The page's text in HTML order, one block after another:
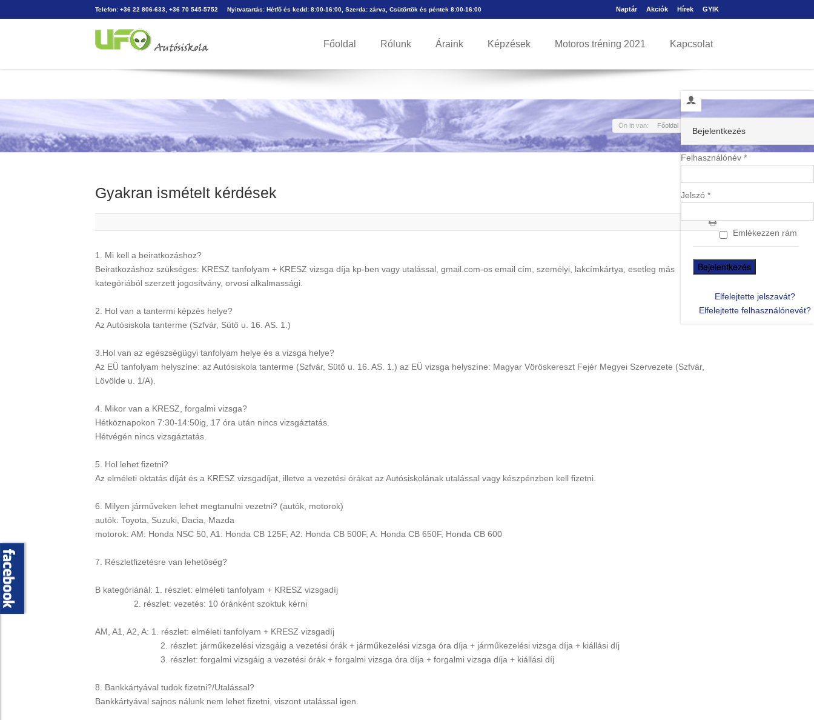
Telefon: +36 22 806-633, +36 70 545-5752 Nyitvatartás: Hétfő és kedd: 8:00-16:00, Szerda: zárva, Csütörtök és péntek 8:00-16:00 Naptár Akciók Hírek GYIK
Főoldal Rólunk Áraink Képzések Motoros tréning 2021 Kapcsolat
Bejelentkezés
Felhasználónév *
Jelszó *
Emlékezzen rám
Elfelejtette jelszavát?
Elfelejtette felhasználónevét?
Ön itt van: Főoldal
Gyakran ismételt kérdések
1. Mi kell a beiratkozáshoz?
Beiratkozáshoz szükséges: KRESZ tanfolyam + KRESZ vizsga díja kp-ben vagy utalással, gmail.com-os email cím, személyi, lakcímkártya, esetleg más
kategóriából szerzett jogosítvány, orvosi alkalmassági.
2. Hol van a tantermi képzés helye?
Az Autósiskola tanterme (Szfvár, Sütő u. 16. AS. 1.)
3.Hol van az egészségügyi tanfolyam helye és a vizsga helye?
Az EÜ tanfolyam helyszíne: az Autósiskola tanterme (Szfvár, Sütő u. 16. AS. 1.) az EÜ vizsga helyszíne: Magyar Vöröskereszt Fejér Megyei Szervezete (Szfvár,
Lövölde u. 1/A).
4. Mikor van a KRESZ, forgalmi vizsga?
Hétköznapokon 7:30-14:50ig, 17 óra után nincs vizsgáztatás.
Hétvégén nincs vizsgáztatás.
5. Hol lehet fizetni?
Az elméleti oktatás díját és a KRESZ vizsgadíjat, illetve a vezetési órákat az Autósiskolának utalással vagy készpénzben kell fizetni.
6. Milyen járműveken lehet megtanulni vezetni? (autók, motorok)
autók: Toyota, Suzuki, Dacia, Mazda
motorok: AM: Honda NSC 50, A1: Honda CB 125F, A2: Honda CB 500F, A: Honda CB 650F, Honda CB 600
7. Részletfizetésre van lehetőség?
B kategóriánál: 1. részlet: elméleti tanfolyam + KRESZ vizsgadíj
2. részlet: vezetés: 10 óránként szoktuk kérni
AM, A1, A2, A: 1. részlet: elméleti tanfolyam + KRESZ vizsgadíj
2. részlet: járműkezelési vizsgáig a vezetési órák + járműkezelési vizsga óra díja + járműkezelési vizsga díja + kiállási díj
3. részlet: forgalmi vizsgáig a vezetési órák + forgalmi vizsga óra díja + forgalmi vizsga díja + kiállási díj
8. Bankkártyával tudok fizetni?/Utalással?
Bankkártyával sajnos nálunk nem lehet fizetni, viszont utalással igen.